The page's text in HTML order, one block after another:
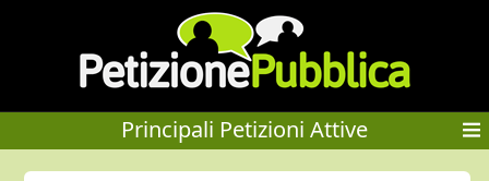
Principali Petizioni Attive